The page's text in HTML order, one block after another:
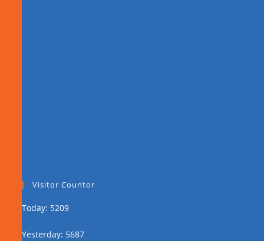
Visitor Countor
Today: 5209
Yesterday: 5687